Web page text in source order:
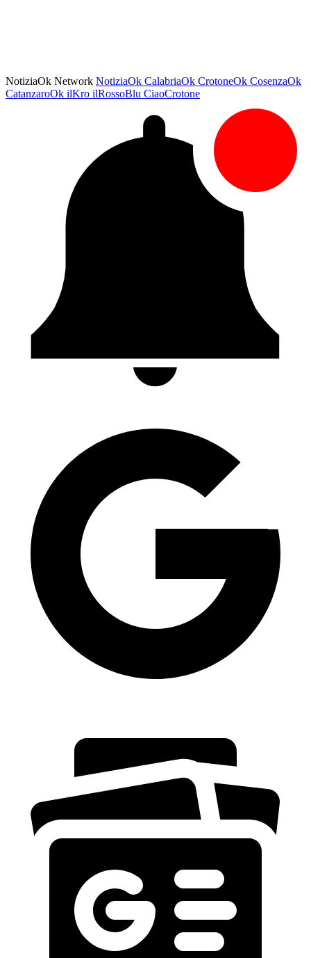
NotiziaOk Network NotiziaOk CalabriaOk CrotoneOk CosenzaOk
CatanzaroOk ilKro ilRossoBlu CiaoCrotone